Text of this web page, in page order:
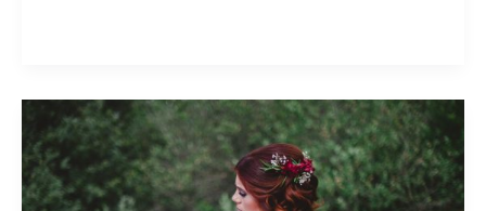
¡Bienvenida
a
este
mundo